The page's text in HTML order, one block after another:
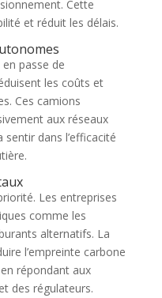
Cette
et réduit les délais.
passe de
les coûts et
Ces camions
aux réseaux
dans l’efficacité
Les entreprises
comme les
alternatifs. La
l’empreinte carbone
répondant aux
des régulateurs.